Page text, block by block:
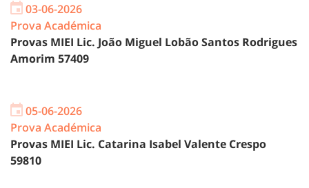
03-06-2026
Prova Académica
Provas MIEI Lic. João Miguel Lobão Santos Rodrigues
Amorim 57409
05-06-2026
Prova Académica
Provas MIEI Lic. Catarina Isabel Valente Crespo
59810